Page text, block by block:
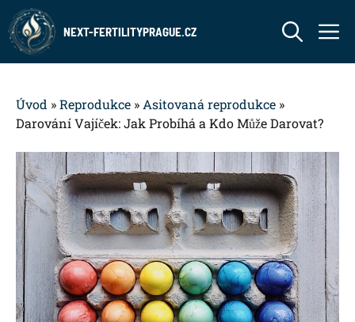
Přeskočit
na
obsah
NEXT-FERTILITYPRAGUE.CZ
Úvod »Reprodukce » Asitovaná reprodukce »
Darování Vajíček: Jak Probíhá a Kdo Může Darovat?